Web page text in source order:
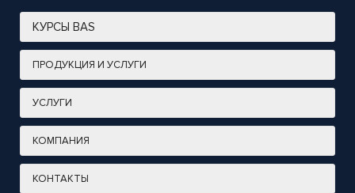
КУРСЫ BAS
ПРОДУКЦИЯ И УСЛУГИ
УСЛУГИ
КОМПАНИЯ
КОНТАКТЫ